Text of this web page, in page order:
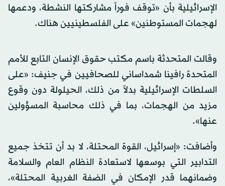
الإسرائيلية بأن «توقف فوراً مشاركتها النشطة، ودعمها
لهجمات المستوطنين» على الفلسطينيين هناك.
وقالت المتحدثة باسم مكتب حقوق الإنسان التابع للأمم
المتحدة رافينا شمداساني للصحافيين في جنيف: «على
السلطات الإسرائيلية بدلاً من ذلك، الحيلولة دون وقوع
مزيد من الهجمات، بما في ذلك محاسبة المسؤولين
عنها».
وأضافت: «إسرائيل، القوة المحتلة، لا بد أن تتخذ جميع
التدابير التي بوسعها لاستعادة النظام العام والسلامة
وضمانهما قدر الإمكان في الضفة الغربية المحتلة»،